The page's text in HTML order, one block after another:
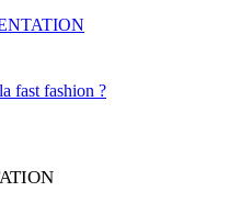
fast fashion ?